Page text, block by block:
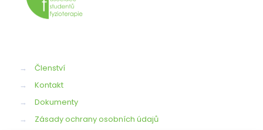
→
Členství
→
Kontakt
→
Dokumenty
→
Zásady ochrany osobních údajů